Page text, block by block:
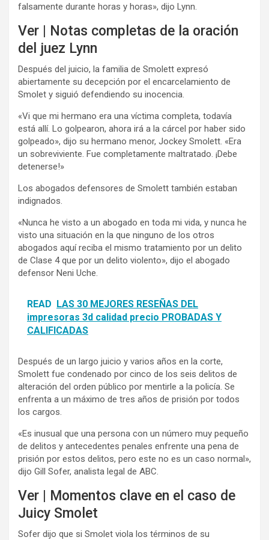
falsamente durante horas y horas», dijo Lynn.
Ver | Notas completas de la oración
del juez Lynn
Después del juicio, la familia de Smolett expresó
abiertamente su decepción por el encarcelamiento de
Smolet y siguió defendiendo su inocencia.
«Vi que mi hermano era una víctima completa, todavía
está allí. Lo golpearon, ahora irá a la cárcel por haber sido
golpeado», dijo su hermano menor, Jockey Smolett. «Era
un sobreviviente. Fue completamente maltratado. ¡Debe
detenerse!»
Los abogados defensores de Smolett también estaban
indignados.
«Nunca he visto a un abogado en toda mi vida, y nunca he
visto una situación en la que ninguno de los otros
abogados aquí reciba el mismo tratamiento por un delito
de Clase 4 que por un delito violento», dijo el abogado
defensor Neni Uche.
READ LAS 30 MEJORES RESEÑAS DEL
impresoras 3d calidad precio PROBADAS Y
CALIFICADAS
Después de un largo juicio y varios años en la corte,
Smolett fue condenado por cinco de los seis delitos de
alteración del orden público por mentirle a la policía. Se
enfrenta a un máximo de tres años de prisión por todos
los cargos.
«Es inusual que una persona con un número muy pequeño
de delitos y antecedentes penales enfrente una pena de
prisión por estos delitos, pero este no es un caso normal»,
dijo Gill Sofer, analista legal de ABC.
Ver | Momentos clave en el caso de
Juicy Smolet
Sofer dijo que si Smolet viola los términos de su